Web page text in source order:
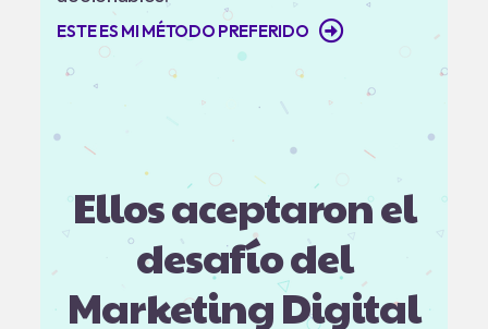
ESTE ES MI MÉTODO PREFERIDO
Ellos aceptaron el
desafío del
Marketing Digital